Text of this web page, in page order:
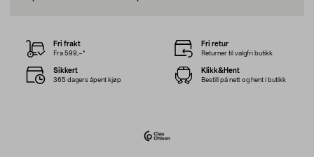
Fri frakt
Fra 599,–*
Fri retur
Returner til valgfri butikk
Sikkert
365 dagers åpent kjøp
Klikk&Hent
Bestill på nett og hent i butikk